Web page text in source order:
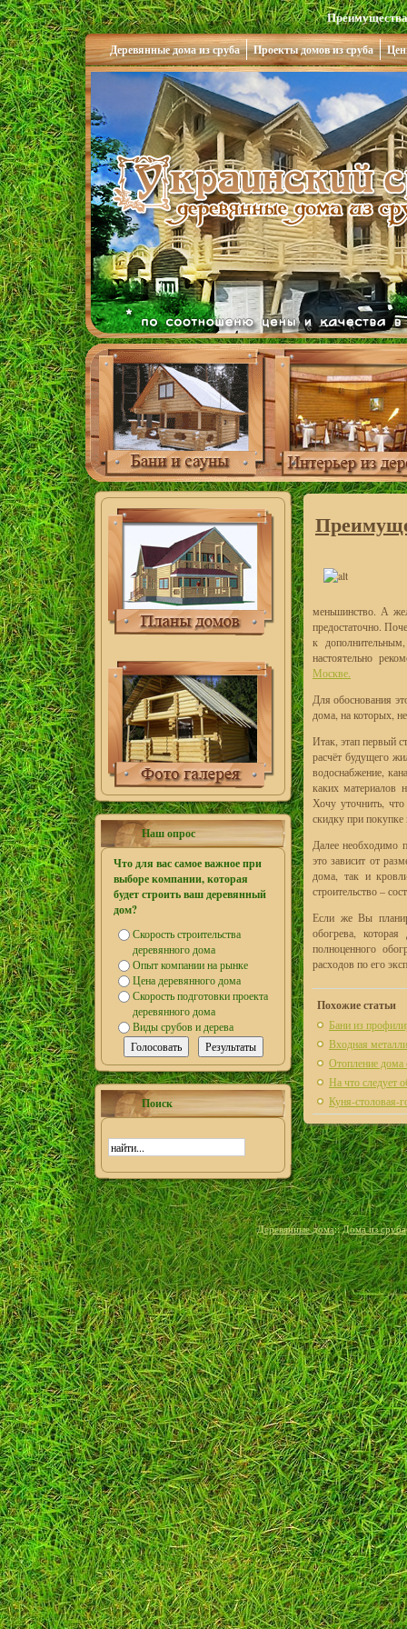
Деревянные дома из сруба Проекты домов из сруба
Наш опрос
Что для вас самое важное при
выборе компании, которая
будет строить ваш деревянный
дом?
Скорость строительства
деревянного дома
Опыт компании на рынке
Цена деревянного дома
Скорость подготовки проекта
деревянного дома
Виды срубов и дерева
Поиск
меньшинство. А
предостаточно.
к
настоятельно
Москве.
Для обоснования
дома, на которых,
Итак, этап первый
расчёт будущего
водоснабжение,
каких материалов
Хочу уточнить,
скидку при
Далее необходимо
это зависит от
дома, так и
строительство –
Если же Вы
обогрева,
полноценного
расходов по его
Похожие статьи
Бани из
Входная
Отопление
На что следует
Куня-столовая-
Деревянные дома::Дома из сруба